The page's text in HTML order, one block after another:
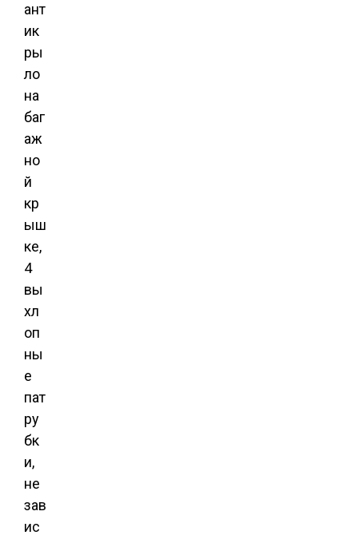
ант
ик
ры
ло
на
баг
аж
но
й
кр
ыш
ке,
4
вы
хл
оп
ны
е
пат
ру
бк
и,
не
зав
ис